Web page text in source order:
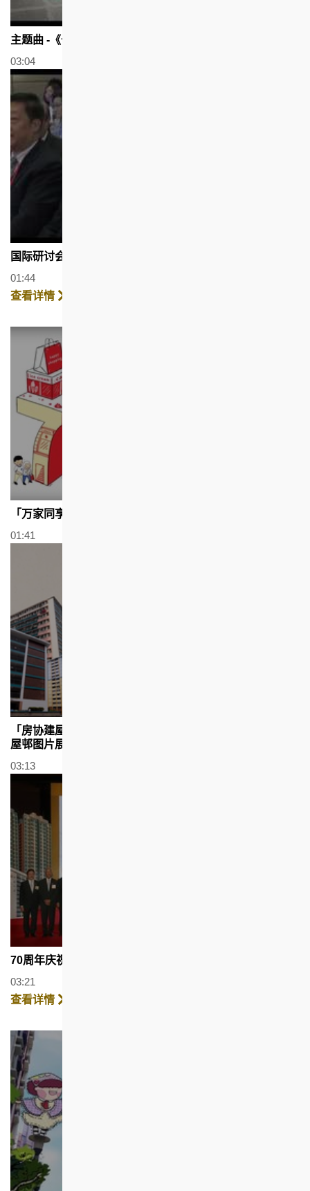
主题曲 -《七个十年》 (广东话配以繁体字幕)
03:04
国际研讨会
01:44
查看详情
「万家同享70赏」 (广东话配以繁体字幕)
01:41
「房协建屋惠民七十年」回顾展、「旧香港掌故」分享会及
屋邨图片展 (广东话配以繁体字幕)
03:13
70周年庆祝酒会 (广东话配以繁体字幕)
03:21
查看详情